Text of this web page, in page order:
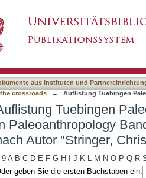
nach Autor
aus Instituten und
crossroads
→
Auflistung Tuebingen
Tuebingen
Paleoanthropology
Autor "Stringer,
9A B C D E F G H J K L M N O P Q R
geben Sie die ersten Buchstaben ein: